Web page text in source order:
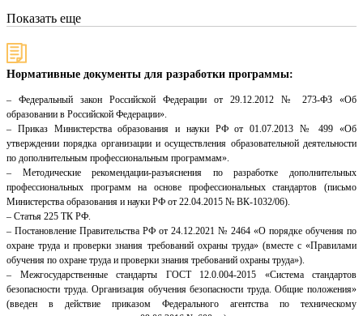
Показать еще
Нормативные документы для разработки программы:
– Федеральный закон Российской Федерации от 29.12.2012 № 273-ФЗ «Об
образовании в Российской Федерации».
– Приказ Министерства образования и науки РФ от 01.07.2013 № 499 «Об
утверждении порядка организации и осуществления образовательной деятельности
по дополнительным профессиональным программам».
– Методические рекомендации-разъяснения по разработке дополнительных
профессиональных программ на основе профессиональных стандартов (письмо
Министерства образования и науки РФ от 22.04.2015 № ВК-1032/06).
– Статья 225 ТК РФ.
– Постановление Правительства РФ от 24.12.2021 № 2464 «О порядке обучения по
охране труда и проверки знания требований охраны труда» (вместе с «Правилами
обучения по охране труда и проверки знания требований охраны труда»).
– Межгосударственные стандарты ГОСТ 12.0.004-2015 «Система стандартов
безопасности труда. Организация обучения безопасности труда. Общие положения»
(введен в действие приказом Федерального агентства по техническому